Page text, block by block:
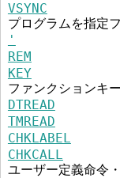
VSYNC
プログラムを指定
'
REM
KEY
ファンクションキ
DTREAD
TMREAD
CHKLABEL
CHKCALL
ユーザー定義命令